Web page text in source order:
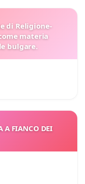
di Religione-
materia
bulgare.
A FIANCO DEI